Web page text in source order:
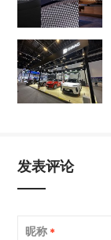
发表评论
昵称 *